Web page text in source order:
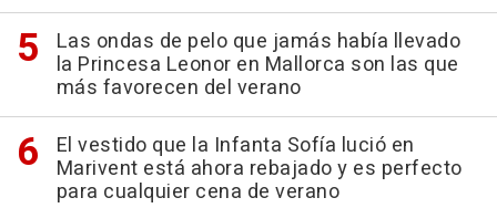
Las ondas de pelo que jamás había llevado
la Princesa Leonor en Mallorca son las que
más favorecen del verano
El vestido que la Infanta Sofía lució en
Marivent está ahora rebajado y es perfecto
para cualquier cena de verano